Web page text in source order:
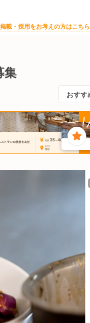
載・採用をお考えの方はこちら
集